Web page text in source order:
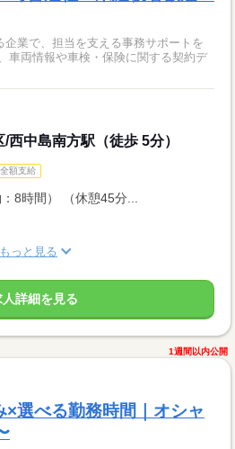
業で、担当を支える事務サポートを
車両情報や車検・保険に関する契約デ
西中島南方駅（徒歩 5分）
額支給
8時間） （休憩45分...
もっと見る
人詳細を見る
1週間以内公開
選べる勤務時間｜オシャ